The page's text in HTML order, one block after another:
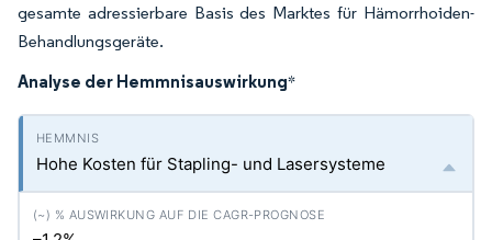
gesamte adressierbare Basis des Marktes für Hämorrhoiden-
Behandlungsgeräte.
Analyse der Hemmnisauswirkung*
Hohe Kosten für Stapling- und Lasersysteme